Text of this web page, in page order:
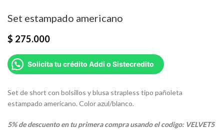
Set estampado americano
$ 275.000
Solicita tu crédito Addi o Sistecredito
Set de short con bolsillos y blusa strapless tipo pañoleta
estampado americano. Color azul/blanco.
5% de descuento en tu primera compra usando el codigo: VELVET5